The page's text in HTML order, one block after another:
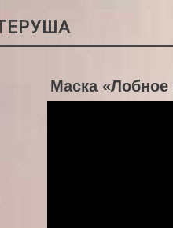
Маска «Лобное